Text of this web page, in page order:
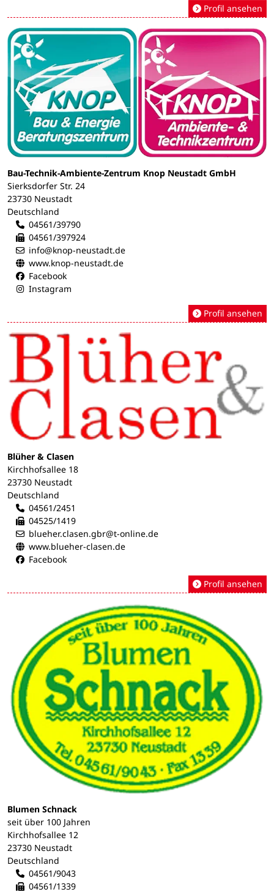
Profil ansehen
Bau-Technik-Ambiente-Zentrum Knop Neustadt GmbH
Sierksdorfer Str. 24
23730 Neustadt
Deutschland
04561/39790
04561/397924
info@knop-neustadt.de
www.knop-neustadt.de
Facebook
Instagram
Profil ansehen
Blüher & Clasen
Kirchhofsallee 18
23730 Neustadt
Deutschland
04561/2451
04525/1419
blueher.clasen.gbr@t-online.de
www.blueher-clasen.de
Facebook
Profil ansehen
Blumen Schnack
seit über 100 Jahren
Kirchhofsallee 12
23730 Neustadt
Deutschland
04561/9043
04561/1339